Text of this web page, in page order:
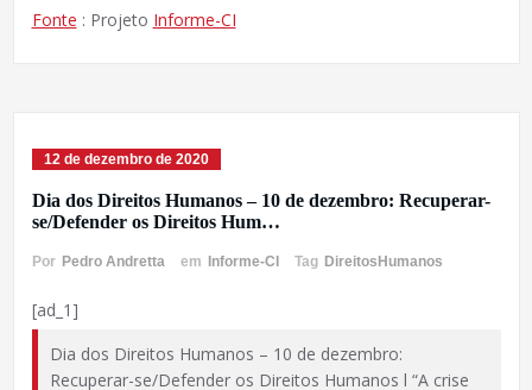
Fonte : Projeto Informe-CI
12 de dezembro de 2020
Dia dos Direitos Humanos – 10 de dezembro: Recuperar-
se/Defender os Direitos Hum…
Por Pedro Andretta em Informe-CI Tag DireitosHumanos
[ad_1]
Dia dos Direitos Humanos – 10 de dezembro:
Recuperar-se/Defender os Direitos Humanos l “A crise